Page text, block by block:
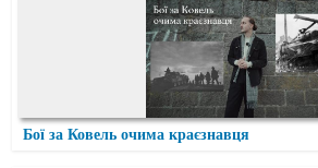
Бої за Ковель очима краєзнавця